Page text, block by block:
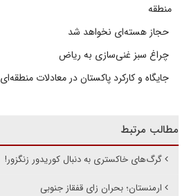
منطقه
حجاز هسته‌ای نخواهد شد
چراغ سبز غنی‌سازی به ریاض
جایگاه و کارکرد پاکستان در معادلات منطقه‌ای
مطالب مرتبط
گرگ‌های خاکستری به دنبال کوریدور زنگزور!
ارمنستان؛ بحران زای قفقاز جنوبی